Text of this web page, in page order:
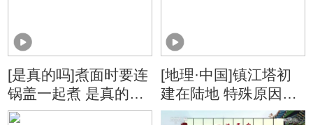
[是真的吗]煮面时要连
锅盖一起煮 是真的
吗？
[地理·中国]镇江塔初
建在陆地 特殊原因致
其被淹湖水之中